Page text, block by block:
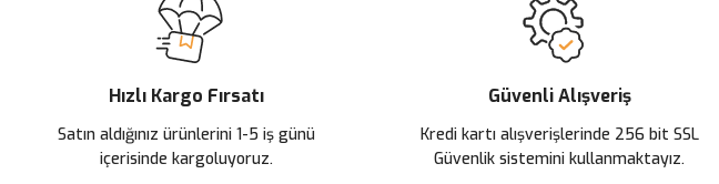
Ürün bilgilerinde hatalar bulunuyor.
Ürün fiyatı diğer sitelerden daha pahalı.
Bu ürüne benzer farklı alternatifler olmalı.
Hızlı Kargo Fırsatı
Satın aldığınız ürünlerini 1-5 iş günü
içerisinde kargoluyoruz.
Güvenli Alışveriş
Kredi kartı alışverişlerinde 256 bit SSL
Güvenlik sistemini kullanmaktayız.